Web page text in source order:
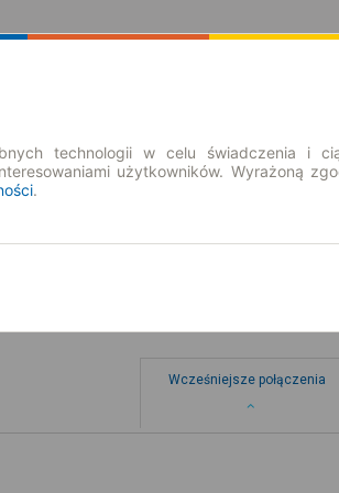
Wcześniejsze połączenia
technologii w celu świadczenia i
użytkowników. Wyrażoną
.